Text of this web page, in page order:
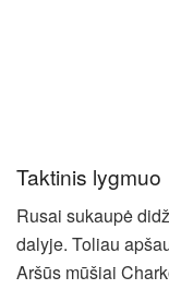
Taktinis lygmuo
Rusai sukaupė
dalyje. Toliau
Aršūs mūšiai